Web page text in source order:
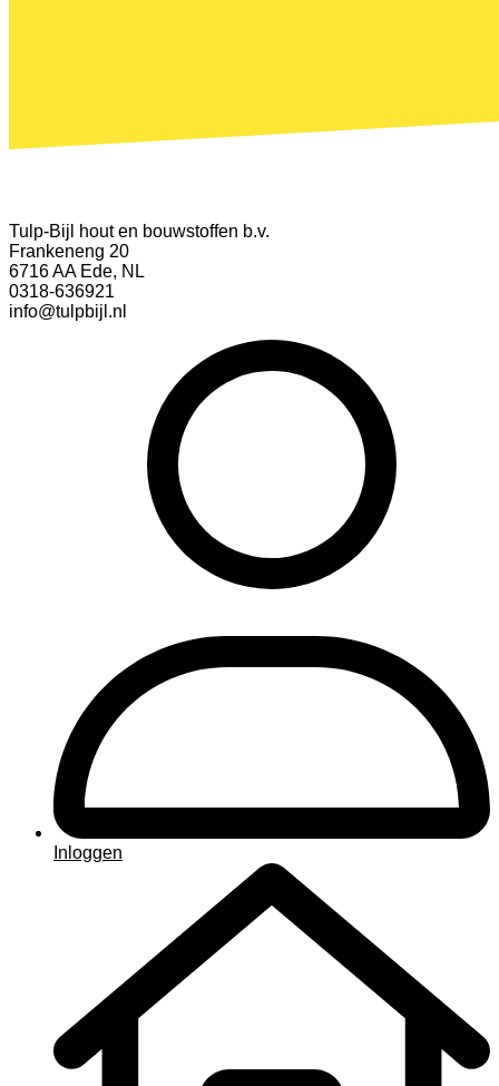
Tulp-Bijl hout en bouwstoffen b.v.
Frankeneng 20
6716 AA Ede, NL
0318-636921
info@tulpbijl.nl
Inloggen